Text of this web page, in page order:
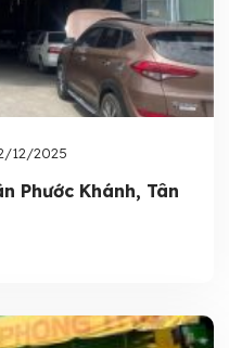
12/2025
Phước Khánh, Tân